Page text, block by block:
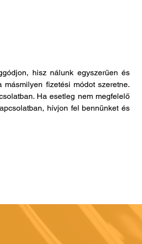
hisz nálunk egyszerűen és
fizetési módot szeretne.
Ha esetleg nem megfelelő
hívjon fel bennünket és